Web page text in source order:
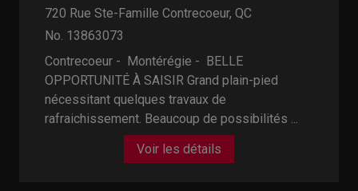
720 Rue Ste-Famille Contrecoeur, QC
No. 13863073
Contrecoeur - Montérégie - BELLE
OPPORTUNITÉ À SAISIR Grand plain-pied
nécessitant quelques travaux de
rafraichissement. Beaucoup de possibilités ...
Voir les détails